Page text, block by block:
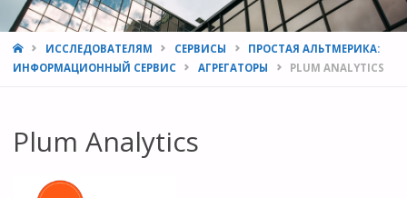
HOMEИССЛЕДОВАТЕЛЯМ СЕРВИСЫ
ПРОСТАЯ АЛЬТМЕРИКА:
ИНФОРМАЦИОННЫЙ СЕРВИС
АГРЕГАТОРЫ PLUM ANALYTICS
Plum Analytics